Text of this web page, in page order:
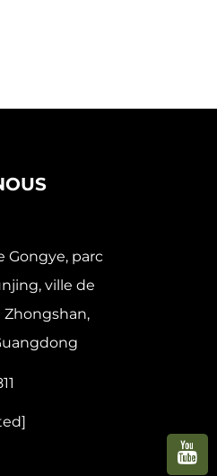
Gongye, parc
ville de
Zhongshan,